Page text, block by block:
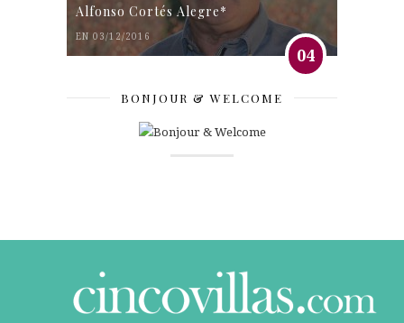
Alfonso Cortés Alegre*
EN 03/12/2016
04
BONJOUR & WELCOME